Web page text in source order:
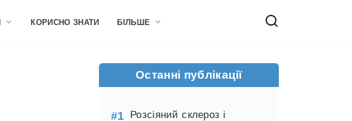
КОРИСНО ЗНАТИ БІЛЬШЕ
Останні публікації
Розсіяний склероз і